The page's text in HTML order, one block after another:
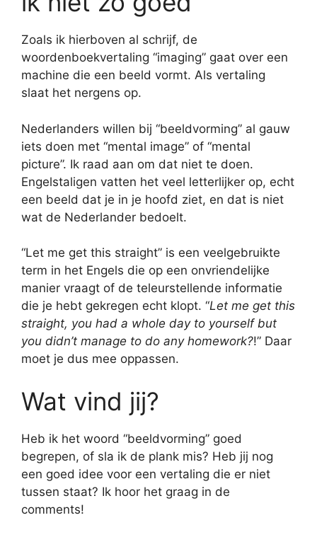
Zoals ik hierboven al schrijf, de
woordenboekvertaling “imaging” gaat over een
machine die een beeld vormt. Als vertaling
slaat het nergens op.
Nederlanders willen bij “beeldvorming” al gauw
iets doen met “mental image” of “mental
picture”. Ik raad aan om dat niet te doen.
Engelstaligen vatten het veel letterlijker op, echt
een beeld dat je in je hoofd ziet, en dat is niet
wat de Nederlander bedoelt.
“Let me get this straight” is een veelgebruikte
term in het Engels die op een onvriendelijke
manier vraagt of de teleurstellende informatie
die je hebt gekregen echt klopt. “Let me get this
straight, you had a whole day to yourself but
you didn’t manage to do any homework?!” Daar
moet je dus mee oppassen.
Wat vind jij?
Heb ik het woord “beeldvorming” goed
begrepen, of sla ik de plank mis? Heb jij nog
een goed idee voor een vertaling die er niet
tussen staat? Ik hoor het graag in de
comments!